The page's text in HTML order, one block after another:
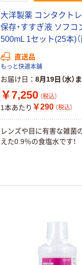
大洋製薬 コンタクト
保存・すすぎ液 ソフコ
500mL 1セット(25本)（
直送品
もっと快適本舗
お届け日 8月19日（水）
￥7,250 （税込）
1本あたり ￥290 （税込）
レンズや目に有害な雑菌
えた0.9％の食塩水です！